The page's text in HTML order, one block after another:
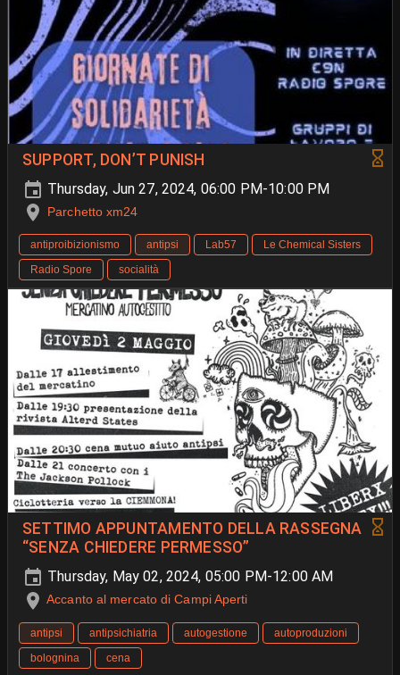
SUPPORT, DON’T PUNISH
Thursday, Jun 27, 2024, 06:00 PM-10:00 PM
Parchetto xm24
antiproibizionismo antipsi Lab57
Le Chemical Sisters
Radio Spore
socialità
SETTIMO APPUNTAMENTO DELLA RASSEGNA
“SENZA CHIEDERE PERMESSO”
Thursday, May 02, 2024, 05:00 PM-12:00 AM
Accanto al mercato di Campi Aperti
antipsi antipsichiatria autogestione
autoproduzioni
bolognina
cena